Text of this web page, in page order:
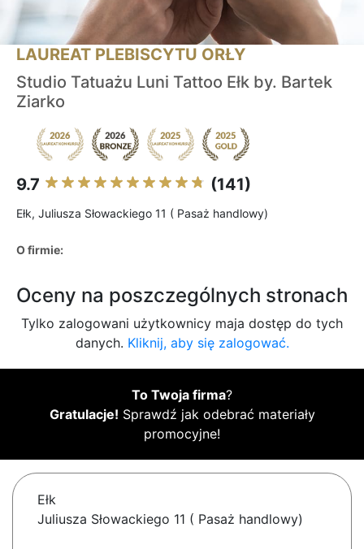
LAUREAT PLEBISCYTU ORŁY
Studio Tatuażu Luni Tattoo Ełk by. Bartek
Ziarko
9.7 (141)
Ełk, Juliusza Słowackiego 11 ( Pasaż handlowy)
O firmie:
Oceny na poszczególnych stronach
Tylko zalogowani użytkownicy maja dostęp do tych
danych. Kliknij, aby się zalogować.
To Twoja firma?
Gratulacje! Sprawdź jak odebrać materiały
promocyjne!
Ełk
Juliusza Słowackiego 11 ( Pasaż handlowy)